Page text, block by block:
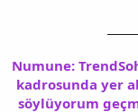
Numune:
kadrosunda yer
söylüyorum